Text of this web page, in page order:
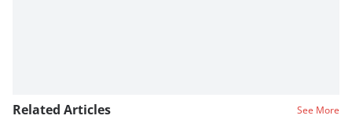
Related Articles See More